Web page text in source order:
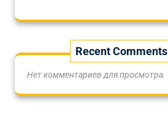
Recent Comments
Нет комментариев для просмотра.